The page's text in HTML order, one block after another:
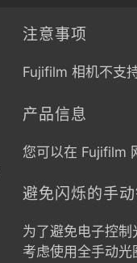
注意事项
Fujifilm 相机不支
产品信息
您可以在 Fujifilm
避免闪烁的手
为了避免电子控
考虑使用全手动光